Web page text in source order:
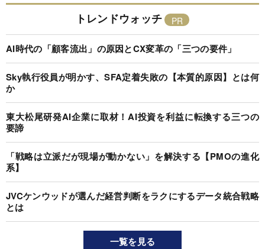
トレンドウォッチ
AI時代の「顧客流出」の原因とCX変革の「三つの要件」
Sky執行役員が明かす、SFA定着失敗の【本質的原因】とは何
か
東大松尾研発AI企業に取材！AI投資を利益に転換する三つの
要諦
「戦略は立派だが現場が動かない」を解決する【PMOの進化
系】
JVCケンウッドが選んだ経営判断をラクにするデータ統合戦略
とは
一覧を見る